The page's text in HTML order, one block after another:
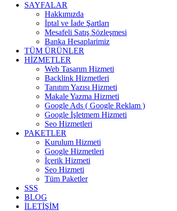
SAYFALAR
Hakkımızda
İptal ve İade Şartları
Mesafeli Satış Sözleşmesi
Banka Hesaplarimiz
TÜM ÜRÜNLER
HİZMETLER
Web Tasarım Hizmeti
Backlink Hizmetleri
Tanıtım Yazısı Hizmeti
Makale Yazma Hizmeti
Google Ads ( Google Reklam )
Google İşletmem Hizmeti
Seo Hizmetleri
PAKETLER
Kurulum Hizmeti
Google Hizmetleri
İçerik Hizmeti
Seo Hizmeti
Tüm Paketler
SSS
BLOG
İLETİŞİM